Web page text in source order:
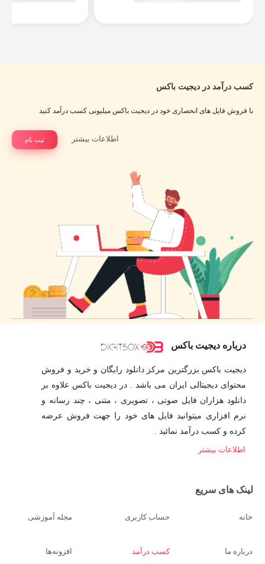
کسب درآمد در دیجیت باکس
با فروش فایل های انحصاری خود در دیجیت باکس میلیونی کسب درآمد کنید
ثبت نام اطلاعات بیشتر
درباره دیجیت باکس
دیجیت باکس بزرگترین مرکز دانلود رایگان و خرید و فروش
محتوای دیجیتالی ایران می باشد . در دیجیت باکس علاوه بر
دانلود هزاران فایل صوتی ، تصویری ، متنی ، چند رسانه و
نرم افزاری میتوانید فایل های خود را جهت فروش عرضه
کرده و کسب درآمد نمائید .
اطلاعات بیشتر
لینک های سریع
خانه
درباره ما
حساب کاربری
کسب درآمد
مجله آموزشی
افزونه‌ها